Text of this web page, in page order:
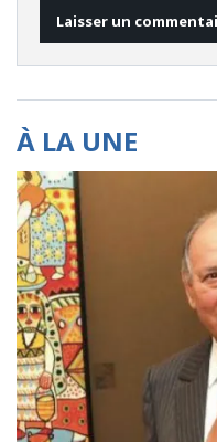
À LA UNE